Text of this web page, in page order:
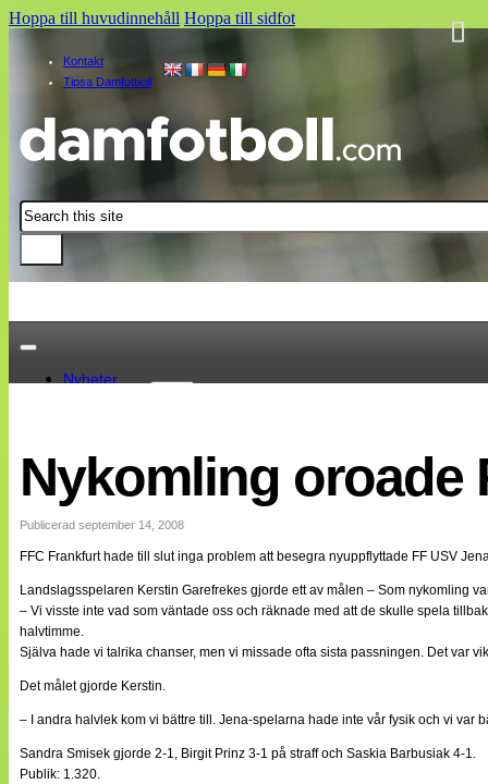
Hoppa till huvudinnehåll Hoppa till sidfot
Kontakt
Tipsa Damfotboll
Sök
Nyheter
EM 2013
Internationellt
Bildreportage
Bloggar
Lagen
Webb-TV
Medlemsbilder
Till klubbkassan
NÄTverket
Om oss
Annonsera
Nykomling oroade
Publicerad september 14, 2008
FFC Frankfurt hade till slut inga problem att besegra nyuppflyttade FF USV
Landslagsspelaren Kerstin Garefrekes gjorde ett av målen – Som nykomling
– Vi visste inte vad som väntade oss och räknade med att de skulle spela
halvtimme.
Själva hade vi talrika chanser, men vi missade ofta sista passningen. Det var
Det målet gjorde Kerstin.
– I andra halvlek kom vi bättre till. Jena-spelarna hade inte vår fysik och vi var
Sandra Smisek gjorde 2-1, Birgit Prinz 3-1 på straff och Saskia Barbusiak 4-1.
Publik: 1.320.